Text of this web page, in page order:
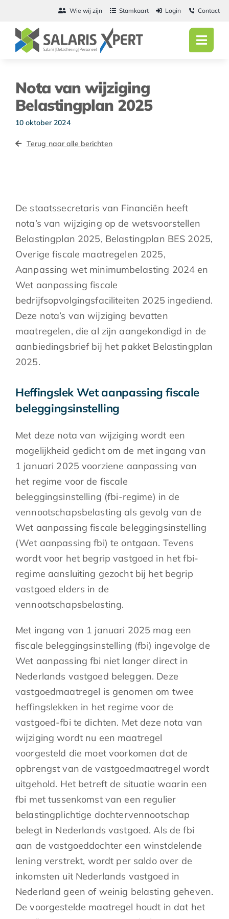
inhoud
Wie wij zijn Stamkaart Login Contact
Actueel
Nota van wijziging
Belastingplan 2025
10 oktober 2024
Terug naar alle berichten
De staatssecretaris van Financiën heeft
nota’s van wijziging op de wetsvoorstellen
Belastingplan 2025, Belastingplan BES 2025,
Overige fiscale maatregelen 2025,
Aanpassing wet minimumbelasting 2024 en
Wet aanpassing fiscale
bedrijfsopvolgingsfaciliteiten 2025 ingediend.
Deze nota’s van wijziging bevatten
maatregelen, die al zijn aangekondigd in de
aanbiedingsbrief bij het pakket Belastingplan
2025.
Heffingslek Wet aanpassing fiscale
beleggingsinstelling
Met deze nota van wijziging wordt een
mogelijkheid gedicht om de met ingang van
1 januari 2025 voorziene aanpassing van
het regime voor de fiscale
beleggingsinstelling (fbi-regime) in de
vennootschapsbelasting als gevolg van de
Wet aanpassing fiscale beleggingsinstelling
(Wet aanpassing fbi) te ontgaan. Tevens
wordt voor het begrip vastgoed in het fbi-
regime aansluiting gezocht bij het begrip
vastgoed elders in de
vennootschapsbelasting.
Met ingang van 1 januari 2025 mag een
fiscale beleggingsinstelling (fbi) ingevolge de
Wet aanpassing fbi niet langer direct in
Nederlands vastgoed beleggen. Deze
vastgoedmaatregel is genomen om twee
heffingslekken in het regime voor de
vastgoed-fbi te dichten. Met deze nota van
wijziging wordt nu een maatregel
voorgesteld die moet voorkomen dat de
opbrengst van de vastgoedmaatregel wordt
uitgehold. Het betreft de situatie waarin een
fbi met tussenkomst van een regulier
belastingplichtige dochtervennootschap
belegt in Nederlands vastgoed. Als de fbi
aan de vastgoeddochter een winstdelende
lening verstrekt, wordt per saldo over de
inkomsten uit Nederlands vastgoed in
Nederland geen of weinig belasting geheven.
De voorgestelde maatregel houdt in dat het